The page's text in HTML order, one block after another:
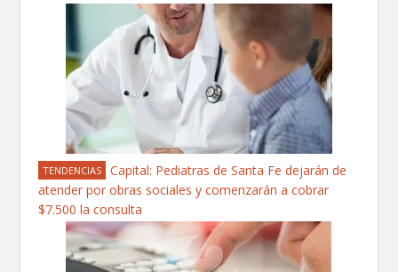
TENDENCIAS
Capital: Pediatras de Santa Fe dejarán de
atender por obras sociales y comenzarán a cobrar
$7.500 la consulta